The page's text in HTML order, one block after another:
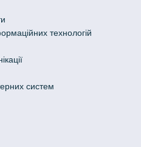
технологій
систем